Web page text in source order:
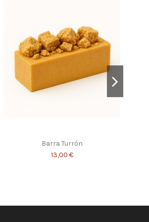
Barra Turrón
13,00 €